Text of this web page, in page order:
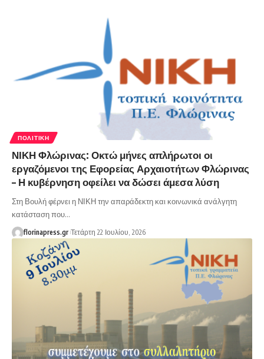
ΠΟΛΙΤΙΚΉ
ΝΙΚΗ Φλώρινας: Οκτώ μήνες απλήρωτοι οι
εργαζόμενοι της Εφορείας Αρχαιοτήτων Φλώρινας
– Η κυβέρνηση οφείλει να δώσει άμεσα λύση
Στη Βουλή φέρνει η ΝΙΚΗ την απαράδεκτη και κοινωνικά ανάλγητη
κατάσταση που…
florinapress.gr Τετάρτη 22 Ιουλίου, 2026